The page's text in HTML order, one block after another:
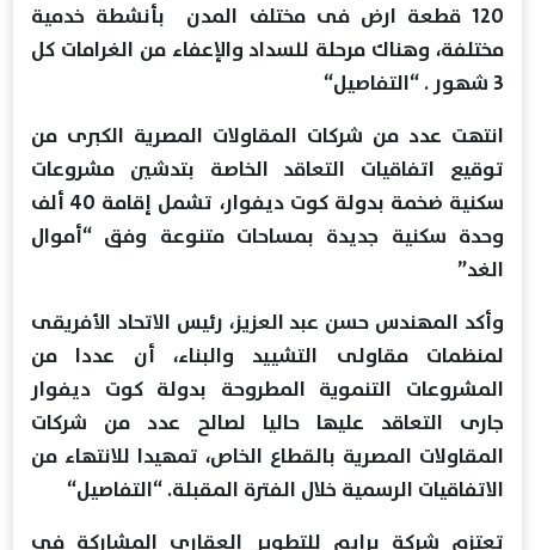
120 قطعة ارض فى مختلف المدن بأنشطة خدمية
مختلفة، وهناك مرحلة للسداد والإعفاء من الغرامات كل
3 شهور . “التفاصيل“
انتهت عدد من شركات المقاولات المصرية الكبرى من
توقيع اتفاقيات التعاقد الخاصة بتدشين مشروعات
سكنية ضخمة بدولة كوت ديفوار، تشمل إقامة 40 ألف
وحدة سكنية جديدة بمساحات متنوعة وفق “أموال
الغد”
وأكد المهندس حسن عبد العزيز، رئيس الاتحاد الأفريقى
لمنظمات مقاولى التشييد والبناء، أن عددا من
المشروعات التنموية المطروحة بدولة كوت ديفوار
جارى التعاقد عليها حاليا لصالح عدد من شركات
المقاولات المصرية بالقطاع الخاص، تمهيدا للانتهاء من
الاتفاقيات الرسمية خلال الفترة المقبلة. “التفاصيل“
تعتزم شركة برايم للتطوير العقاري المشاركة في